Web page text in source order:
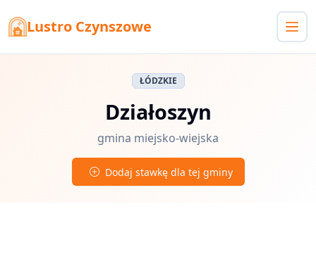
Lustro Czynszowe
ŁÓDZKIE
Działoszyn
gmina miejsko-wiejska
Dodaj stawkę dla tej gminy